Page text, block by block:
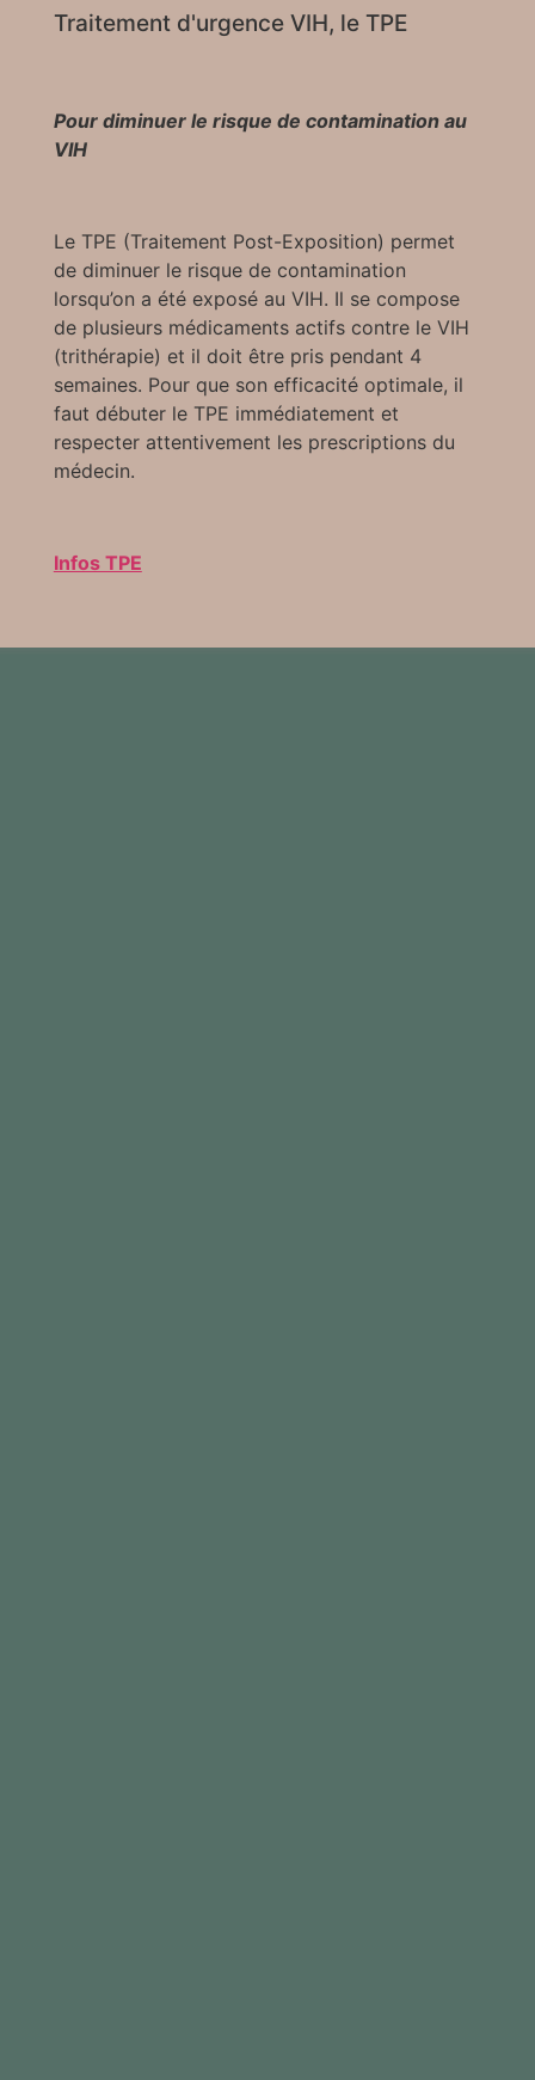
Traitement d'urgence VIH, le TPE
Pour diminuer le risque de contamination au
VIH
Le TPE (Traitement Post-Exposition) permet
de diminuer le risque de contamination
lorsqu’on a été exposé au VIH. Il se compose
de plusieurs médicaments actifs contre le VIH
(trithérapie) et il doit être pris pendant 4
semaines. Pour que son efficacité optimale, il
faut débuter le TPE immédiatement et
respecter attentivement les prescriptions du
médecin.
Infos TPE